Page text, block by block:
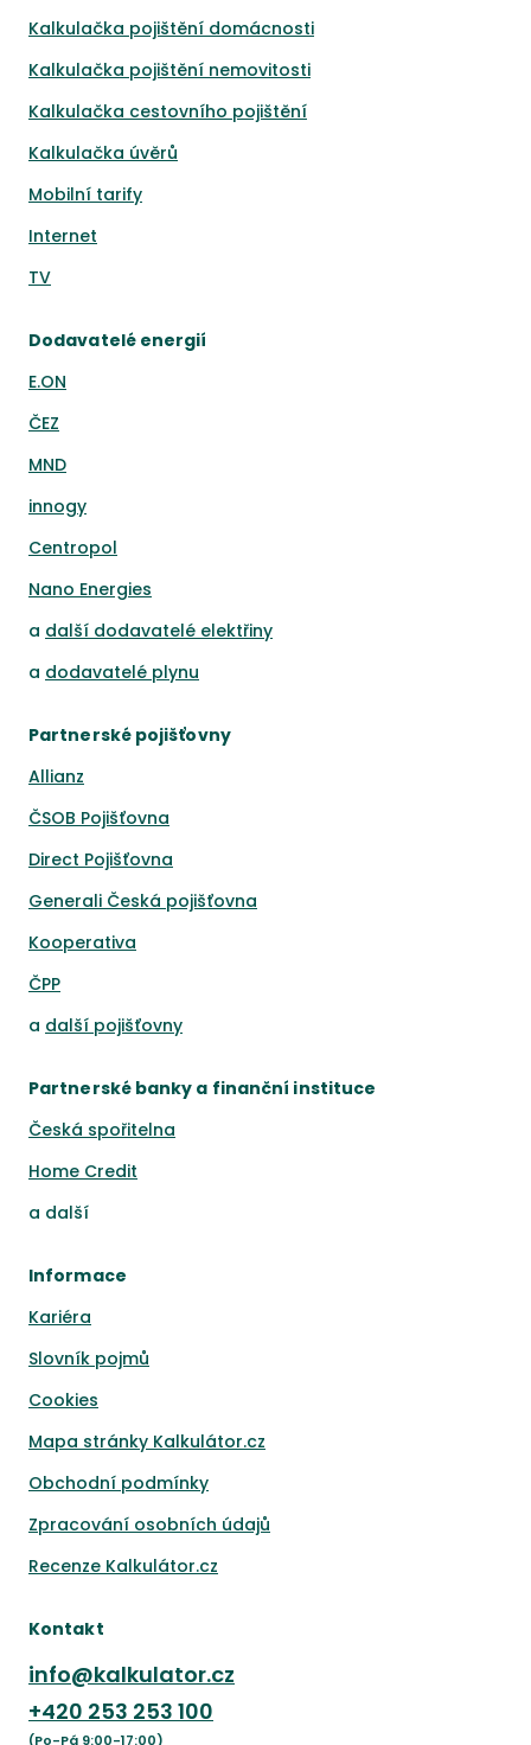
Kalkulačka pojištění domácnosti
Kalkulačka pojištění nemovitosti
Kalkulačka cestovního pojištění
Kalkulačka úvěrů
Mobilní tarify
Internet
TV
Dodavatelé energií
E.ON
ČEZ
MND
innogy
Centropol
Nano Energies
a další dodavatelé elektřiny
a dodavatelé plynu
Partnerské pojišťovny
Allianz
ČSOB Pojišťovna
Direct Pojišťovna
Generali Česká pojišťovna
Kooperativa
ČPP
a další pojišťovny
Partnerské banky a finanční instituce
Česká spořitelna
Home Credit
a další
Informace
Kariéra
Slovník pojmů
Cookies
Mapa stránky Kalkulátor.cz
Obchodní podmínky
Zpracování osobních údajů
Recenze Kalkulátor.cz
Kontakt
info@kalkulator.cz
+420 253 253 100
(Po-Pá 9:00-17:00)